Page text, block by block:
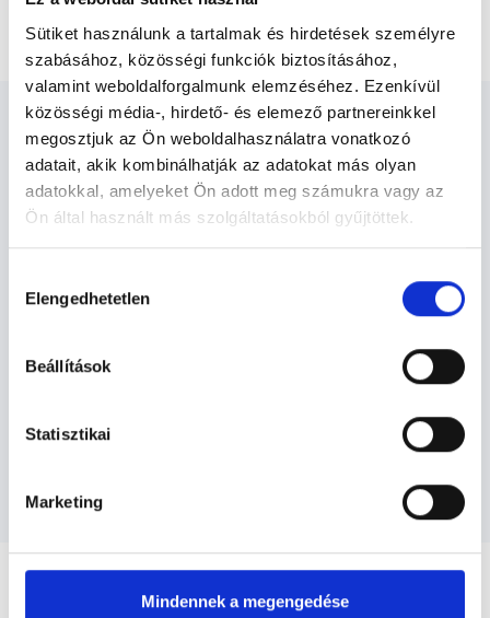
Sütiket használunk a tartalmak és hirdetések személyre
szabásához, közösségi funkciók biztosításához,
valamint weboldalforgalmunk elemzéséhez. Ezenkívül
közösségi média-, hirdető- és elemező partnereinkkel
megosztjuk az Ön weboldalhasználatra vonatkozó
adatait, akik kombinálhatják az adatokat más olyan
adatokkal, amelyeket Ön adott meg számukra vagy az
Ön által használt más szolgáltatásokból gyűjtöttek.
szabályzat:https://foglaljorvost.hu/info/foglaljorvost-
kiválasztása
Elengedhetetlen
Beállítások
Statisztikai
Marketing
Mindennek a megengedése
Ultrahangos szakember
Budapest, XIII. kerület -
Szolgáltatások
Budapesti és vidéki ultrahangos szakember
orvosok